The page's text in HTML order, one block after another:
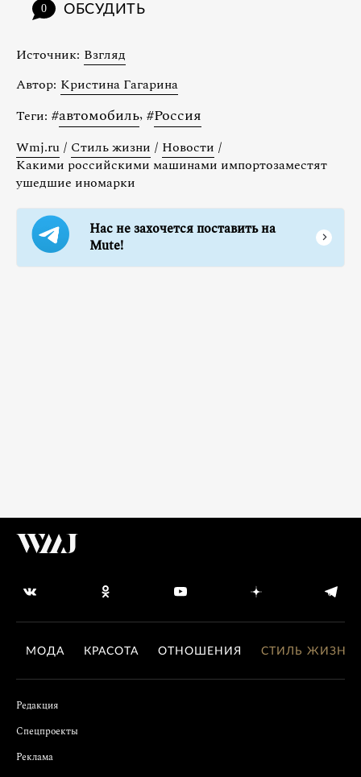
0 ОБСУДИТЬ
Источник: Взгляд
Автор: Кристина Гагарина
Теги: #автомобиль, #Россия
Wmj.ru / Стиль жизни / Новости /
Какими российскими машинами импортозаместят
ушедшие иномарки
Нас не захочется поставить на
Mute!
МОДА КРАСОТА ОТНОШЕНИЯ СТИЛЬ ЖИЗНИ
Редакция
Спецпроекты
Реклама